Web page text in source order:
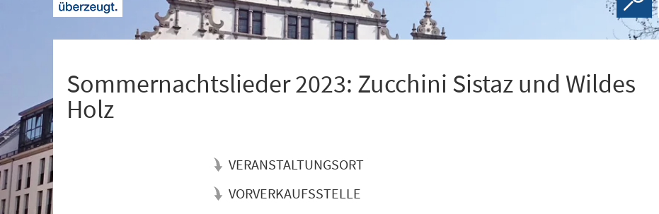
Sommernachtslieder 2023: Zucchini Sistaz und Wildes
Holz
VERANSTALTUNGSORT
VORVERKAUFSSTELLE